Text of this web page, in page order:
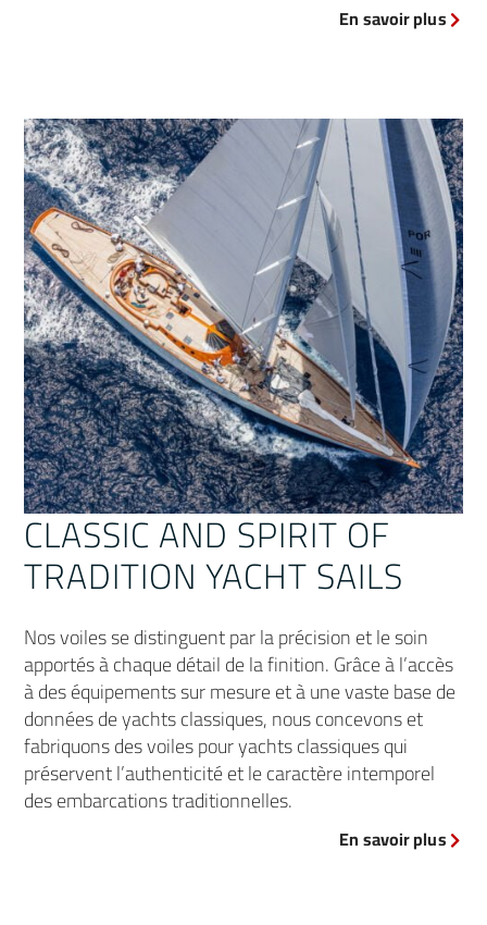
En savoir plus
CLASSIC AND SPIRIT OF
TRADITION YACHT SAILS
Nos voiles se distinguent par la précision et le soin
apportés à chaque détail de la finition. Grâce à l’accès
à des équipements sur mesure et à une vaste base de
données de yachts classiques, nous concevons et
fabriquons des voiles pour yachts classiques qui
préservent l’authenticité et le caractère intemporel
des embarcations traditionnelles.
En savoir plus